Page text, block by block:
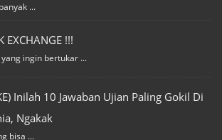
...
EXCHANGE !!!
yang ingin bertukar ...
Inilah 10 Jawaban Ujian Paling Gokil Di
Ngakak
bisa ...